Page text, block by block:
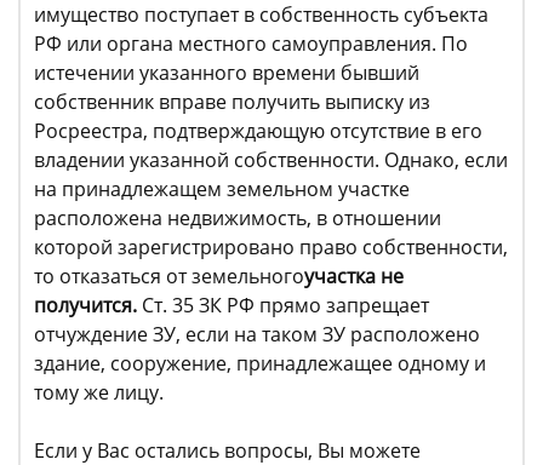
имущество поступает в собственность субъекта
РФ или органа местного самоуправления. По
истечении указанного времени бывший
собственник вправе получить выписку из
Росреестра, подтверждающую отсутствие в его
владении указанной собственности. Однако, если
на принадлежащем земельном участке
расположена недвижимость, в отношении
которой зарегистрировано право собственности,
то отказаться от земельногоучастка не
получится. Ст. 35 ЗК РФ прямо запрещает
отчуждение ЗУ, если на таком ЗУ расположено
здание, сооружение, принадлежащее одному и
тому же лицу.
Если у Вас остались вопросы, Вы можете